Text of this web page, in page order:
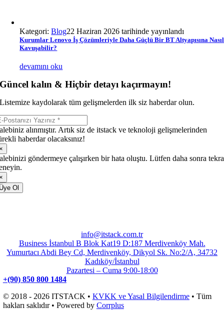
Kategori:Blog22 Haziran 2026 tarihinde yayınlandı
Kurumlar Lenovo İş Çözümleriyle Daha Güçlü Bir BT Altyapısına Nasıl
Kavuşabilir?
devamını oku
Güncel kalın & Hiçbir detayı kaçırmayın!
Listemize kaydolarak tüm gelişmelerden ilk siz haberdar olun.
alınmıştır. Artık siz de itstack ve teknoloji gelişmelerinden
haberdar olacaksınız!
göndermeye çalışırken bir hata oluştu. Lütfen daha sonra
Ol
info@itstack.com.tr
Business İstanbul B Blok Kat19 D:187 Merdivenköy Mah.
Yumurtacı Abdi Bey Cd, Merdivenköy, Dikyol Sk. No:2/A, 34732
Kadıköy/İstanbul
Pazartesi – Cuma 9:00-18:00
+(90) 850 800 1484
© 2018 - 2026 ITSTACK • KVKK ve Yasal Bilgilendirme• Tüm
hakları saklıdır • Powered by Corrplus